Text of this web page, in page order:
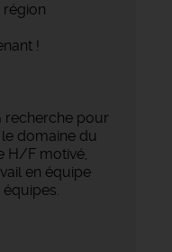
région
!
recherche pour
domaine du
H/F motivé,
en équipe